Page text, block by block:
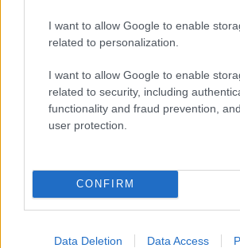
I want to allow Google to enable
related to personalization.
I want to allow Google to enable
related to security, including
functionality and fraud prevention,
user protection.
CONFIRM
Data Deletion Data Access
piano del Comune
Tok mentre guidava